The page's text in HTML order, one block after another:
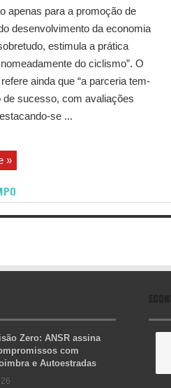
apenas para a promoção de
desenvolvimento da economia
estimula a prática
do ciclismo”. O
ainda que “a parceria tem-
de sucesso, com avaliações
se ...
»
Zero: ANSR assina
com
e Autoestradas